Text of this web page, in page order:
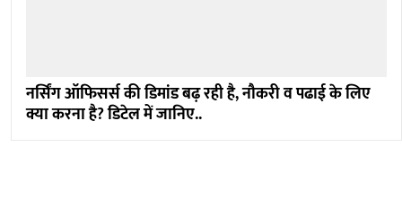
नर्सिंग ऑफिसर्स की डिमांड बढ़ रही है, नौकरी व पढाई के लिए
क्या करना है? डिटेल में जानिए..